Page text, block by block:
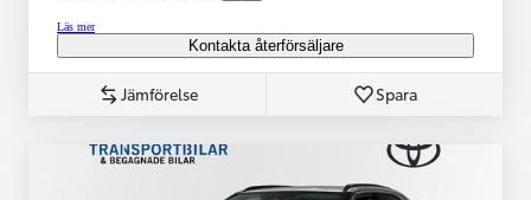
Läs mer
Kontakta återförsäljare
Jämförelse Spara